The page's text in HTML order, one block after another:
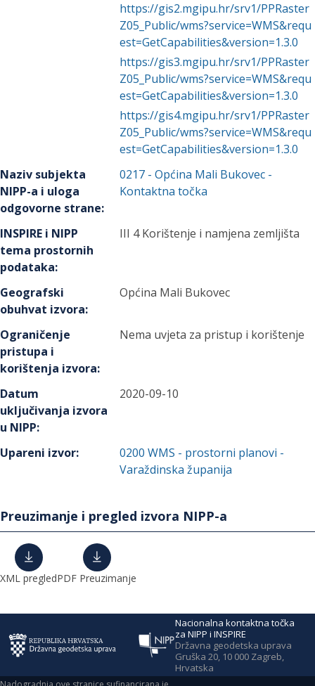
https://gis2.mgipu.hr/srv1/PPRaster
Z05_Public/wms?service=WMS&requ
est=GetCapabilities&version=1.3.0
https://gis3.mgipu.hr/srv1/PPRaster
Z05_Public/wms?service=WMS&requ
est=GetCapabilities&version=1.3.0
https://gis4.mgipu.hr/srv1/PPRaster
Z05_Public/wms?service=WMS&requ
est=GetCapabilities&version=1.3.0
Naziv subjekta
NIPP-a i uloga
odgovorne strane:
0217 -Općina Mali Bukovec -
Kontaktna točka
INSPIRE i NIPP
tema prostornih
podataka:
III 4 Korištenje i namjena zemljišta
Geografski
obuhvat izvora:
Općina Mali Bukovec
Ograničenje
pristupa i
korištenja izvora:
Nema uvjeta za pristup i korištenje
Datum
uključivanja izvora
u NIPP:
2020-09-10
Upareni izvor: 0200 WMS - prostorni planovi -
Varaždinska županija
Preuzimanje i pregled izvora NIPP-a
XML pregledPDF Preuzimanje
Nacionalna kontaktna točka
za NIPP i INSPIRE
Državna geodetska uprava
Gruška 20, 10 000 Zagreb,
Hrvatska